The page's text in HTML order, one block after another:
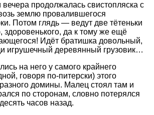
вечера продолжалась свистопляска с
землю провалившегося
Потом глядь — ведут две тётеньки
здоровенького, да к тому же ещё
Идёт братишка довольный,
игрушечный деревянный грузовик…
на него у самого крайнего
говоря по-питерски) этого
домины. Малец стоял там и
по сторонам, словно потерялся
часов назад.